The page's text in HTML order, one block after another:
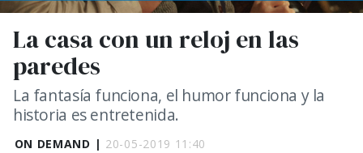
ON DEMAND | 20-05-2019 11:40
La casa con un reloj en las
paredes
La fantasía funciona, el humor funciona y la
historia es entretenida.